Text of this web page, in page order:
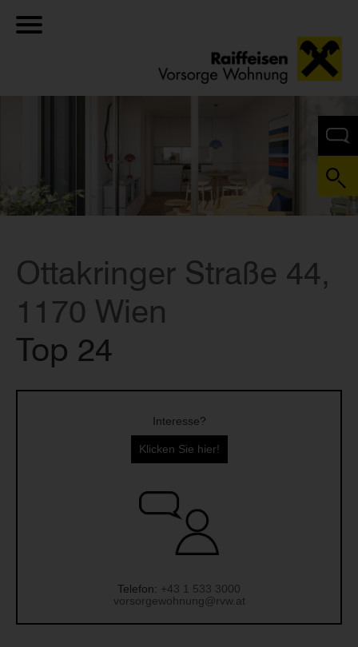
Ottakringer Straße 44,
1170 Wien
Top 24
Interesse?
Klicken Sie hier!
Telefon: +43 1 533 3000
vorsorgewohnung@rvw.at